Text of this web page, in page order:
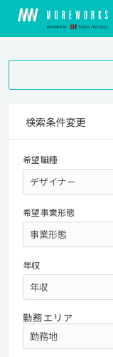
検索条件変更
希望職種
希望事業形態
年収
勤務エリア